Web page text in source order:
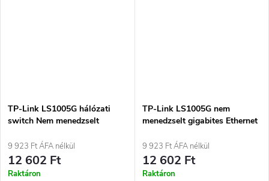
TP-Link LS1005G hálózati
switch Nem menedzselt
Fekete
9 923 Ft ÁFA nélkül
12 602 Ft
Raktáron
TP-Link LS1005G nem
menedzselt gigabites Ethernet
9 923 Ft ÁFA nélkül
12 602 Ft
Raktáron